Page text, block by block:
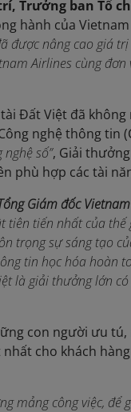
Trưởng ban Tổ
hành của
được nâng cao giá
Airlines cùng
Đất Việt đã
nghệ thông tin
nghệ số”, Giải
phù hợp các tài
Giám đốc
tiên tiếnnhất của thế
trọng sự sáng tạo
tin học hóa hoàn
là giải thưởng lớn
con người ưu
cho khách
mảng công việc, để